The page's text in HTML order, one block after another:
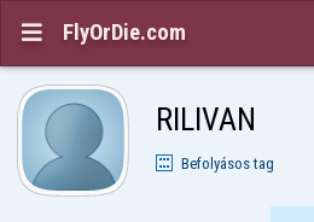
 FlyOrDie.com
RILIVAN
Befolyásos tag